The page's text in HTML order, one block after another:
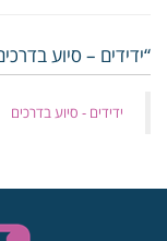
“ידידים – סיוע
‏ידידים - סיוע בדרכים